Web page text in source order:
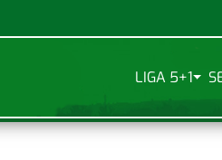
LIGA 5+1